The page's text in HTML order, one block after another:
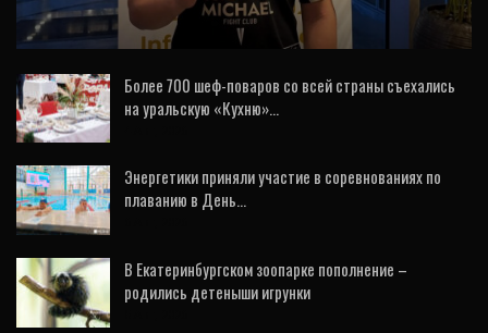
первенства мира по джиу-джитсу
Более 700 шеф-поваров со всей страны съехались
на уральскую «Кухню»…
Энергетики приняли участие в соревнованиях по
плаванию в День…
В Екатеринбургском зоопарке пополнение –
родились детеныши игрунки